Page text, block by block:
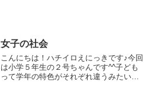
女子の社会
こんにちは！ハチイロえにっきです♪今回
は小学５年生の２号ちゃんです^^子ども
って学年の特色がそれぞれ違うみたいで